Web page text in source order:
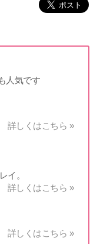
人気です
詳しくはこちら »
イ。
詳しくはこちら »
詳しくはこちら »